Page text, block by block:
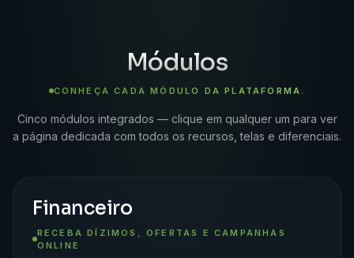
Módulos
CONHEÇA CADAMÓDULO DA PLATAFORMA.
Cinco módulos integrados — clique em qualquer um para ver
a página dedicada com todos os recursos, telas e diferenciais.
Financeiro
RECEBA DÍZIMOS, OFERTAS E CAMPANHAS
ONLINE